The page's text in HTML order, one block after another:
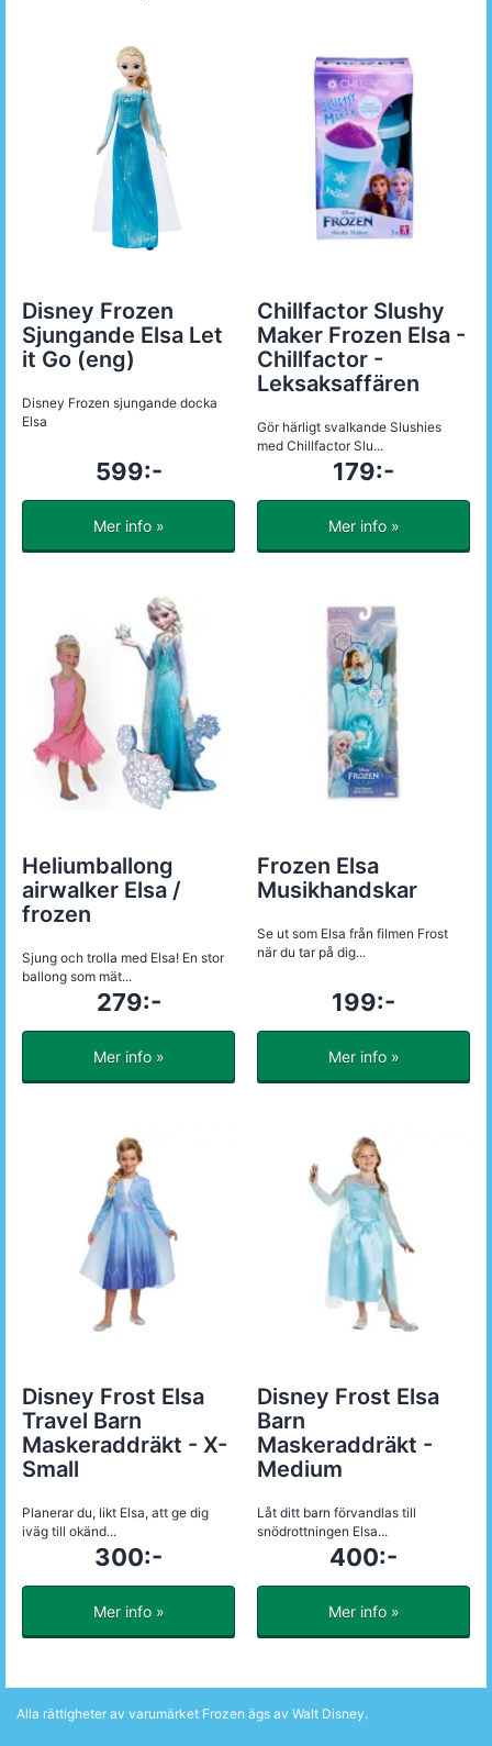
Disney Frozen
Sjungande Elsa Let
it Go (eng)
Disney Frozen sjungande docka
Elsa
599:-
Mer info »
Chillfactor Slushy
Maker Frozen Elsa -
Chillfactor -
Leksaksaffären
Gör härligt svalkande Slushies
med Chillfactor Slu...
179:-
Mer info »
Heliumballong
airwalker Elsa /
frozen
Sjung och trolla med Elsa! En stor
ballong som mät...
279:-
Mer info »
Frozen Elsa
Musikhandskar
Se ut som Elsa från filmen Frost
när du tar på dig...
199:-
Mer info »
Disney Frost Elsa
Travel Barn
Maskeraddräkt - X-
Small
Planerar du, likt Elsa, att ge dig
iväg till okänd...
300:-
Mer info »
Disney Frost Elsa
Barn
Maskeraddräkt -
Medium
Låt ditt barn förvandlas till
snödrottningen Elsa...
400:-
Mer info »
Alla rättigheter av varumärket Frozen ägs av Walt Disney.